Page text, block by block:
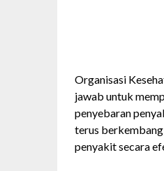
Organisasi
jawab untuk
penyebaran
terus
penyakit secara